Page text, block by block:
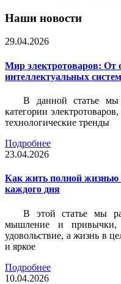
Наши новости
29.04.2026
Мир электротоваров: От
интеллектуальных
В данной статье мы
категории
технологические тренды
Подробнее
23.04.2026
Как жить полной жизнью
каждого дня
В этой статье мы
мышление и
удовольствие, а жизнь в
и яркое
Подробнее
10.04.2026